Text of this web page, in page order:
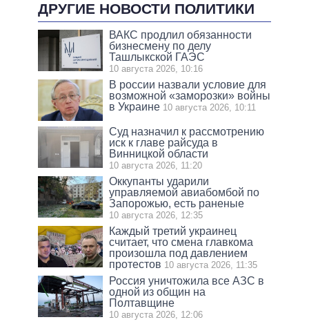
ДРУГИЕ НОВОСТИ ПОЛИТИКИ
ВАКС продлил обязанности
бизнесмену по делу
Ташлыкской ГАЭС
10 августа 2026, 10:16
В россии назвали условие для
возможной «заморозки» войны
в Украине 10 августа 2026, 10:11
Суд назначил к рассмотрению
иск к главе райсуда в
Винницкой области
10 августа 2026, 11:20
Оккупанты ударили
управляемой авиабомбой по
Запорожью, есть раненые
10 августа 2026, 12:35
Каждый третий украинец
считает, что смена главкома
произошла под давлением
протестов 10 августа 2026, 11:35
Россия уничтожила все АЗС в
одной из общин на
Полтавщине
10 августа 2026, 12:06